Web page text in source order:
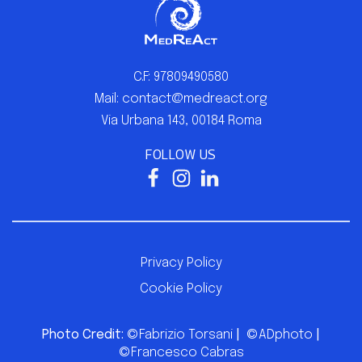
C.F: 97809490580
Mail: contact@medreact.org
Via Urbana 143, 00184 Roma
FOLLOW US
Photo Credit: ©Fabrizio Torsani ©ADphoto
©Francesco Cabras
Privacy Policy
Cookie Policy